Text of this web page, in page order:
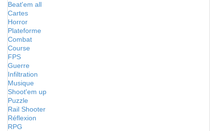
Beat'em all
Cartes
Horror
Plateforme
Combat
Course
FPS
Guerre
Infiltration
Musique
Shoot'em up
Puzzle
Rail Shooter
Réflexion
RPG